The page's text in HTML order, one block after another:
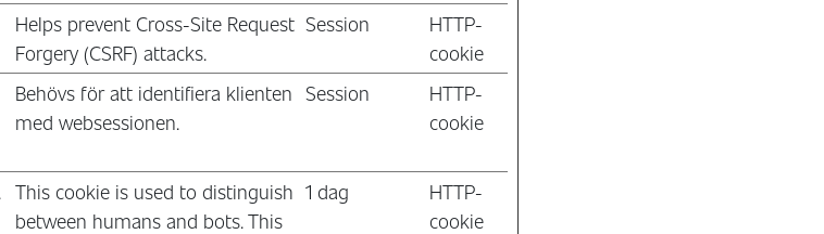
Helps prevent Cross-Site Request
Forgery (CSRF) attacks.
Session
HTTP-
cookie
Behövs för att identifiera klienten
med websessionen.
Session
HTTP-
cookie
This cookie is used to distinguish
between humans and bots. This
1 dag
HTTP-
cookie